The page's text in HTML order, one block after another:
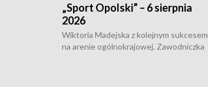
„Sport Opolski” – 6 sierpnia
2026
Wiktoria Madejska z kolejnym sukcesem
na arenie ogólnokrajowej. Zawodniczka